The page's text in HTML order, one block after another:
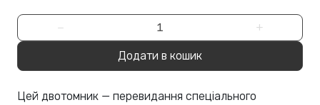
− +
Додати в кошик
Цей двотомник — перевидання спеціального